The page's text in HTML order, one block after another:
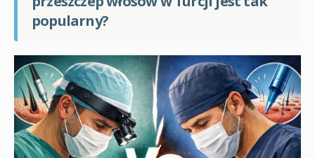
popularny?